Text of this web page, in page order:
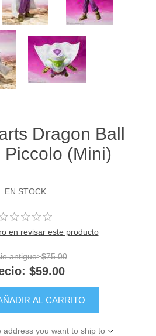
Dragon Ball
Piccolo (Mini)
EN STOCK
en revisar este producto
antiguo: $75.00
$59.00
AL CARRITO
address you want to ship to